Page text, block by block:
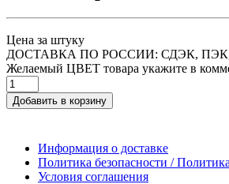
Цена за штуку
ДОСТАВКА ПО РОССИИ: СДЭК, ПЭК,
Желаемый ЦВЕТ товара укажите в
Добавить в корзину
Информация о доставке
Политика безопасности /
Условия соглашения